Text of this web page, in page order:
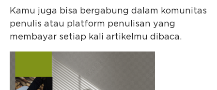
Kamu juga bisa bergabung dalam komunitas
penulis atau platform penulisan yang
membayar setiap kali artikelmu dibaca.